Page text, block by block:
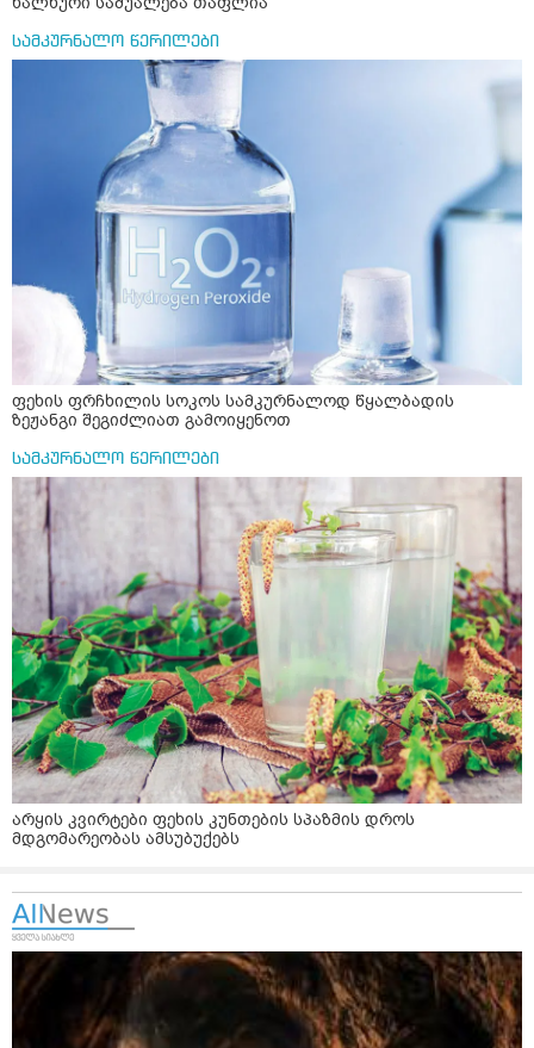
სამკურნალო წერილები
ფეხის ფრჩხილის სოკოს სამკურნალოდ წყალბადის
ზეჟანგი შეგიძლიათ გამოიყენოთ
სამკურნალო წერილები
არყის კვირტები ფეხის კუნთების სპაზმის დროს
მდგომარეობას ამსუბუქებს